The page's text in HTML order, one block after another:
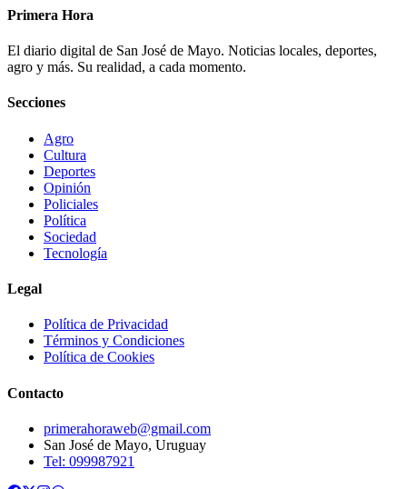
Primera Hora
El diario digital de San José de Mayo. Noticias locales, deportes,
agro y más. Su realidad, a cada momento.
Secciones
Agro
Cultura
Deportes
Opinión
Policiales
Política
Sociedad
Tecnología
Legal
Política de Privacidad
Términos y Condiciones
Política de Cookies
Contacto
primerahoraweb@gmail.com
San José de Mayo, Uruguay
Tel: 099987921